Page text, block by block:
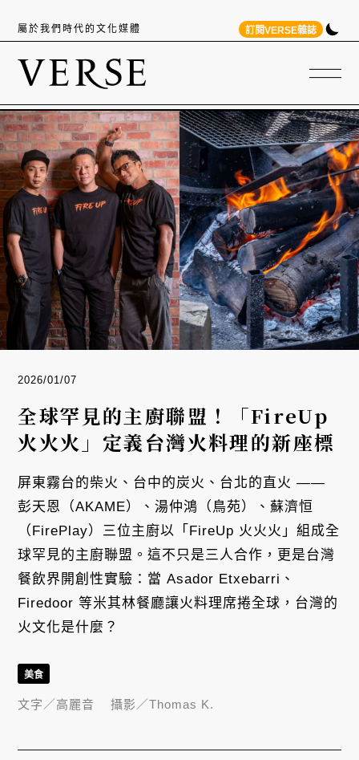
屬於我們時代的文化媒體 訂閱VERSE雜誌
2026/01/07
全球罕見的主廚聯盟！「FireUp
火火火」定義台灣火料理的新座標
屏東霧台的柴火、台中的炭火、台北的直火 ——
彭天恩（AKAME）、湯仲鴻（鳥苑）、蘇濟恒
（FirePlay）三位主廚以「FireUp 火火火」組成全
球罕見的主廚聯盟。這不只是三人合作，更是台灣
餐飲界開創性實驗：當 Asador Etxebarri、
Firedoor 等米其林餐廳讓火料理席捲全球，台灣的
火文化是什麼？
美食
文字／高麗音 攝影／Thomas K.